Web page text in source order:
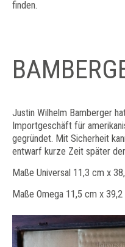
finden.
Justin Wilhelm Bamberger
Importgeschäft für
gegründet. Mit Sicherheit
entwarf kurze Zeit später
Maße Universal 11,3 cm x
Maße Omega 11,5 cm x 39,2